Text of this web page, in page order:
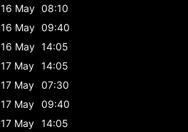
16 May 08:10
16 May 09:40
16 May 14:05
17 May 14:05
17 May 07:30
17 May 09:40
17 May 14:05